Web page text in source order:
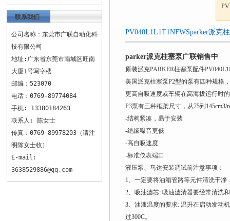
联系我们
公司名称：东莞市广联自动化科
技有限公司
地址:广东省东莞市南城区旺南
大厦1号写字楼
邮编：523070
电话：0769-89774084
手机: 13380184263
联系人: 陈女士
传真：0769-89978203（请注
明陈女士收）
E-mail:
3638529886@qq.com
PV040L1L1T1NFWSparker派克
parker派克柱塞泵广联销售中
原装派克PARKER柱塞泵配件
美国派克柱塞泵P2型的泵有四种规格
更高自吸速度或车辆在高海拔运行时
P3泵有三种框架尺寸，从75到
-结构紧凑，易于安装
-绝缘噪音更低
-高自吸速度
-标准仪表端口
液压泵、马达安装调试前注意事项：
1、一定要将油箱管路等元件清洗干
2、吸油滤芯: 吸油滤清器要经常清洗
3、油液温度的要求: 温升在启动发动
过300C。